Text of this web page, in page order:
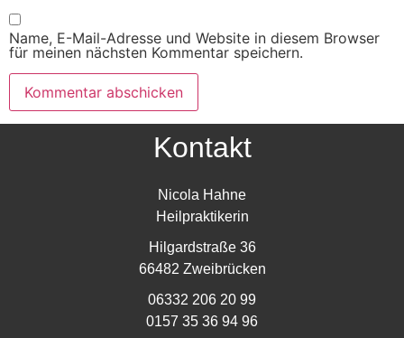
Name, E-Mail-Adresse und Website in diesem Browser
für meinen nächsten Kommentar speichern.
Kontakt
Nicola Hahne
Heilpraktikerin
Hilgardstraße 36
66482 Zweibrücken
06332 206 20 99
0157 35 36 94 96